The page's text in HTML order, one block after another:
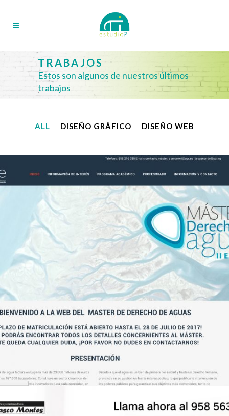
TRABAJOS
Estos son algunos de nuestros últimos
trabajos
ALL DISEÑO GRÁFICO DISEÑO WEB
Máster en derecho de aguas – UGR –
Creación web
Diseño Web